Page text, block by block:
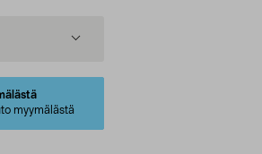
myymälästä